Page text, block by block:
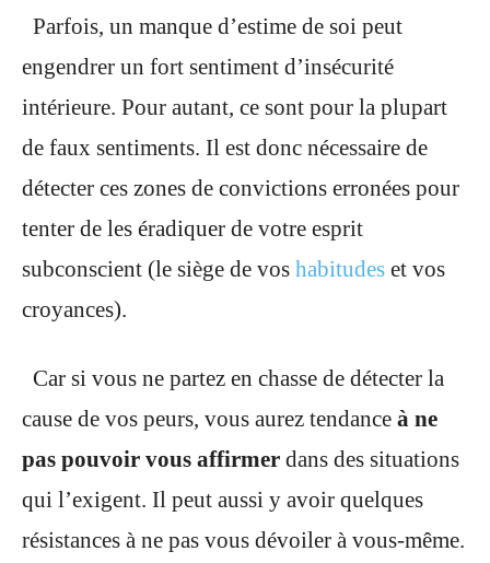
Parfois, un manque d’estime de soi peut
engendrer un fort sentiment d’insécurité
intérieure. Pour autant, ce sont pour la plupart
de faux sentiments. Il est donc nécessaire de
détecter ces zones de convictions erronées pour
tenter de les éradiquer de votre esprit
subconscient (le siège de vos habitudes et vos
croyances).
Car si vous ne partez en chasse de détecter la
cause de vos peurs, vous aurez tendance à ne
pas pouvoir vous affirmer dans des situations
qui l’exigent. Il peut aussi y avoir quelques
résistances à ne pas vous dévoiler à vous-même.